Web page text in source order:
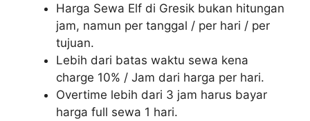
Harga Sewa Elf di Gresik bukan hitungan
jam, namun per tanggal / per hari / per
tujuan.
Lebih dari batas waktu sewa kena
charge 10% / Jam dari harga per hari.
Overtime lebih dari 3 jam harus bayar
harga full sewa 1 hari.